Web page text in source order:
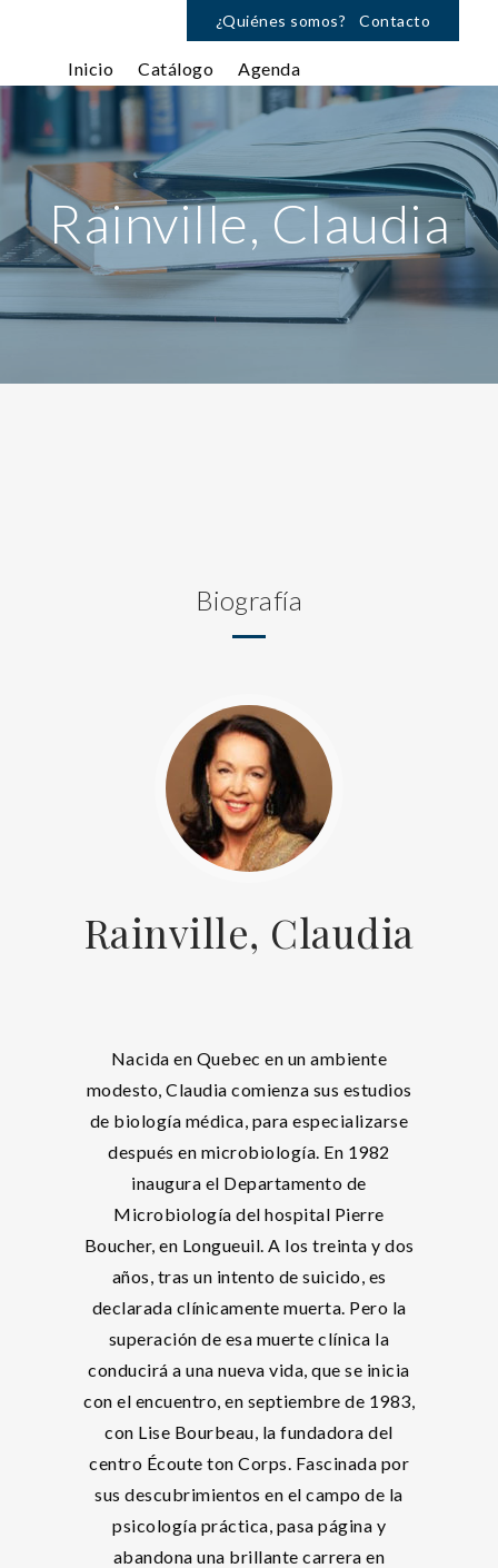
¿Quiénes somos? Contacto
Inicio Catálogo Agenda
Rainville, Claudia
Biografía
Rainville, Claudia
Nacida en Quebec en un ambiente
modesto, Claudia comienza sus estudios
de biología médica, para especializarse
después en microbiología. En 1982
inaugura el Departamento de
Microbiología del hospital Pierre
Boucher, en Longueuil. A los treinta y dos
años, tras un intento de suicido, es
declarada clínicamente muerta. Pero la
superación de esa muerte clínica la
conducirá a una nueva vida, que se inicia
con el encuentro, en septiembre de 1983,
con Lise Bourbeau, la fundadora del
centro Écoute ton Corps. Fascinada por
sus descubrimientos en el campo de la
psicología práctica, pasa página y
abandona una brillante carrera en